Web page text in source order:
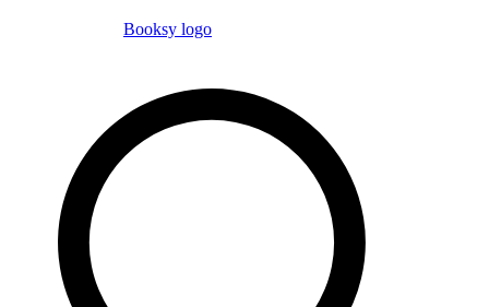
Booksy logo